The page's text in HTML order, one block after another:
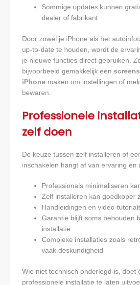
Sommige updates kunnen
dealer of fabrikant
Door zowel je iPhone als het
up-to-date te houden, wordt de
je nieuwe functies direct gebruiken.
bijvoorbeeld gemakkelijk een
iPhone maken om instellingen of
bewaren.
Professionele
zelf doen
De keuze tussen zelf installeren of
inschakelen hangt af van ervaring en
Professionals minimaliseren
Zelf installeren kan goedkoper
Handleidingen en video-
Garantie blijft soms behouden
installatie
Complexe installaties zoals
vaak deskundigheid
Wie niet technisch onderlegd is, doet
professionele installatie te laten